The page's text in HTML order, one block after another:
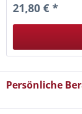
21,80 € *
Persönliche